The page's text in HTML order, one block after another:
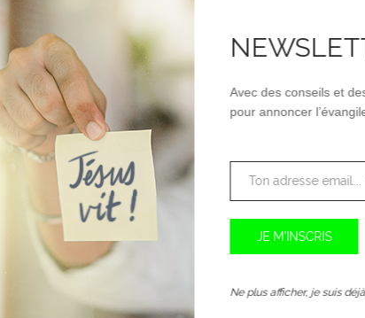
LES VACANCES!
0.00
Avec des conseils et
pour annoncer
Ne plus afficher, je suis